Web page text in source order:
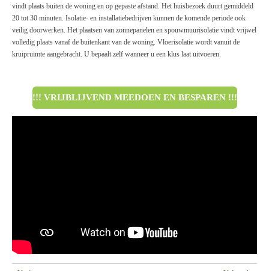
vindt plaats buiten de woning en op gepaste afstand. Het huisbezoek duurt gemiddeld
20 tot 30 minuten. Isolatie- en installatiebedrijven kunnen de komende periode ook
veilig doorwerken. Het plaatsen van zonnepanelen en spouwmuurisolatie vindt vrijwel
volledig plaats vanaf de buitenkant van de woning. Vloerisolatie wordt vanuit de
kruipruimte aangebracht. U bepaalt zelf wanneer u een klus laat uitvoeren.
!!! VRIJBLIJVEND MEEDOEN EN BESPAREN !!!